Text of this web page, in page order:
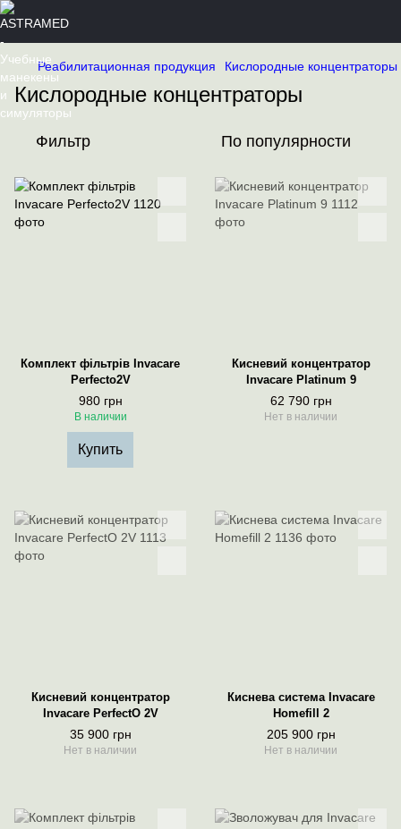
Реабилитационная продукция Кислородные концентраторы
Кислородные концентраторы
Фильтр По популярности
Комплект фільтрів Invacare
Perfecto2V
980 грн
В наличии
Купить
Кисневий концентратор
Invacare Platinum 9
62 790 грн
Нет в наличии
Кисневий концентратор
Invacare PerfectO 2V
35 900 грн
Нет в наличии
Киснева система Invacare
Homefill 2
205 900 грн
Нет в наличии